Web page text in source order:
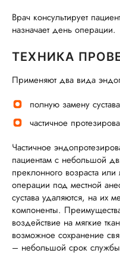
Врач консультирует
назначает день операции.
ТЕХНИКА
Применяют два вида
полную замену
частичное
Частичное
пациентам с небольшой
преклонного возраста
операции под местной
сустава удаляются, на их
компоненты.
воздействие на мягкие
возможное сохранение
– небольшой срок службы